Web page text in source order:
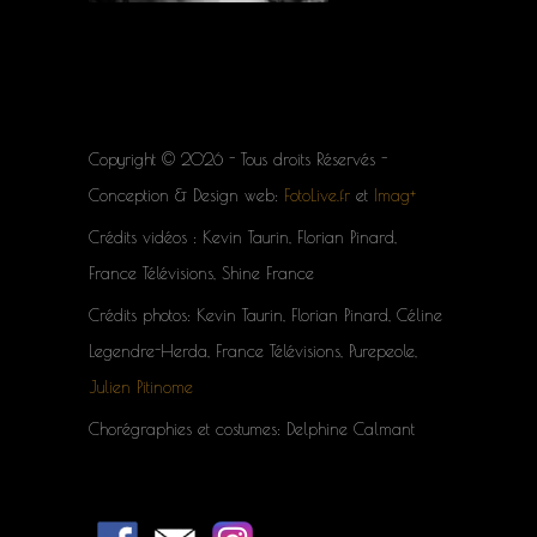
Copyright © 2026 - Tous droits Réservés -
Conception & Design web: FotoLive.fr et Imag+
Crédits vidéos : Kevin Taurin, Florian Pinard,
France Télévisions, Shine France
Crédits photos: Kevin Taurin, Florian Pinard, Céline
Legendre-Herda, France Télévisions, Purepeole,
Julien Pitinome
Chorégraphies et costumes: Delphine Calmant